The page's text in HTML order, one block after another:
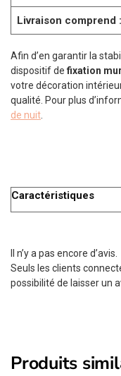
Livraison comprend :
Afin d’en garantir la
dispositif de fixation
votre décoration
qualité. Pour plus
de nuit
Caractéristiques
Il n’y a pas encore d’avis.
Seuls les clients
possibilité de laisser un
Produits